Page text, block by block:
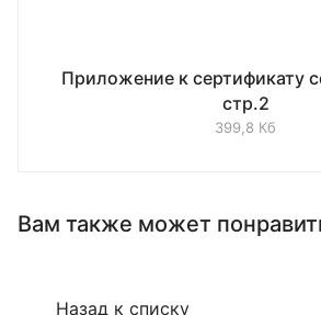
Приложение к сертификату
стр.2
399,8 Кб
Вам также может
Назад к списку